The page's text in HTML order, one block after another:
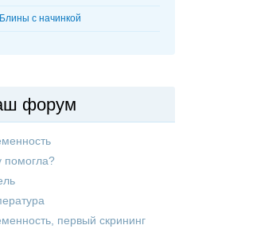
Блины с начинкой
форум
помогла?
первый скрининг